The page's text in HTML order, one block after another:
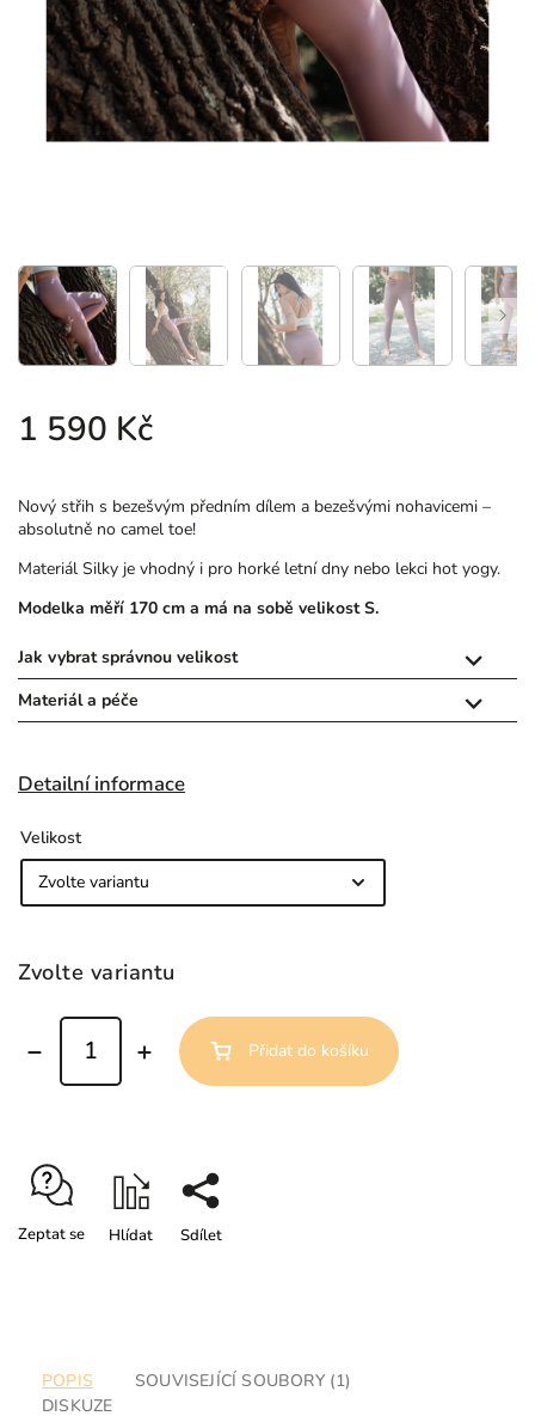
1 590 Kč
Nový střih s bezešvým předním dílem a bezešvými nohavicemi –
absolutně no camel toe!
Materiál Silky je vhodný i pro horké letní dny nebo lekci hot yogy.
Modelka měří 170 cm a má na sobě velikost S.
Jak vybrat správnou velikost 
Materiál a péče 
Detailní informace
Velikost
Zvolte variantu
Přidat do košíku
Zeptat se Hlídat Sdílet
POPIS
SOUVISEJÍCÍ SOUBORY (1)
DISKUZE